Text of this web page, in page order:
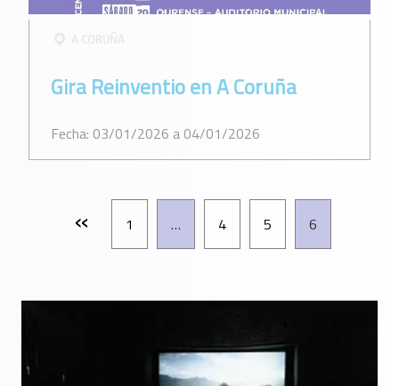
A CORUÑA
Gira Reinventio en A Coruña
Fecha: 03/01/2026 a 04/01/2026
« 1 … 4 5 6